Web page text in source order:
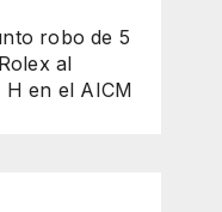
robo de 5
al
en el AICM